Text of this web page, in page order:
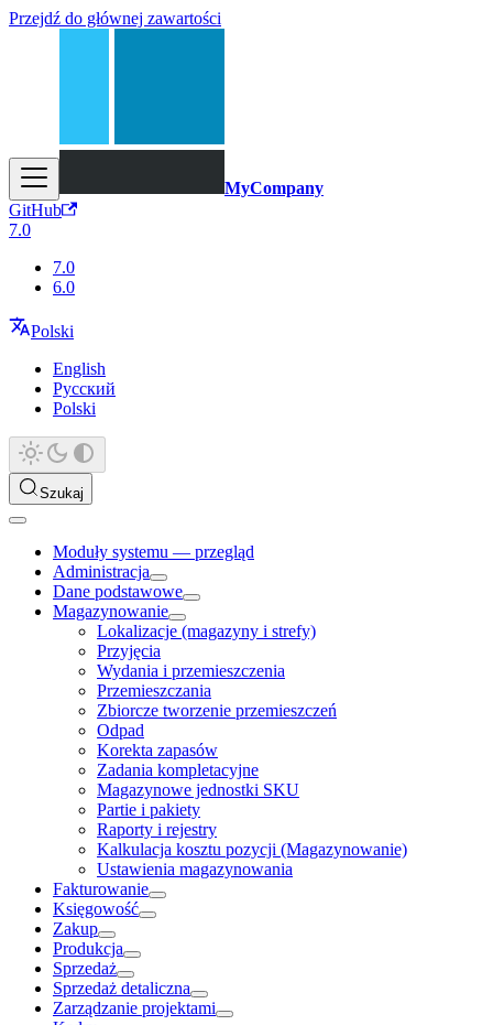
Przejdź do głównej zawartości
MyCompany
GitHub
7.0
7.0
6.0
Polski
English
Русский
Polski
Szukaj
Moduły systemu — przegląd
Administracja
Dane podstawowe
Magazynowanie
Lokalizacje (magazyny i strefy)
Przyjęcia
Wydania i przemieszczenia
Przemieszczania
Zbiorcze tworzenie przemieszczeń
Odpad
Korekta zapasów
Zadania kompletacyjne
Magazynowe jednostki SKU
Partie i pakiety
Raporty i rejestry
Kalkulacja kosztu pozycji (Magazynowanie)
Ustawienia magazynowania
Fakturowanie
Księgowość
Zakup
Produkcja
Sprzedaż
Sprzedaż detaliczna
Zarządzanie projektami